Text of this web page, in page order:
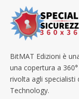
BitMAT Edizioni è
una copertura a
rivolta agli
Technology.